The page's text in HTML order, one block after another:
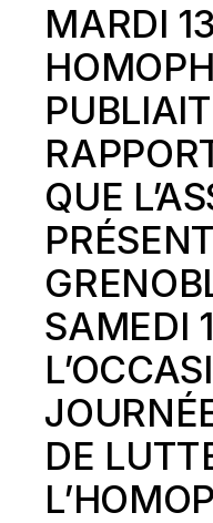
MARDI
QUE
SAMEDI
DE